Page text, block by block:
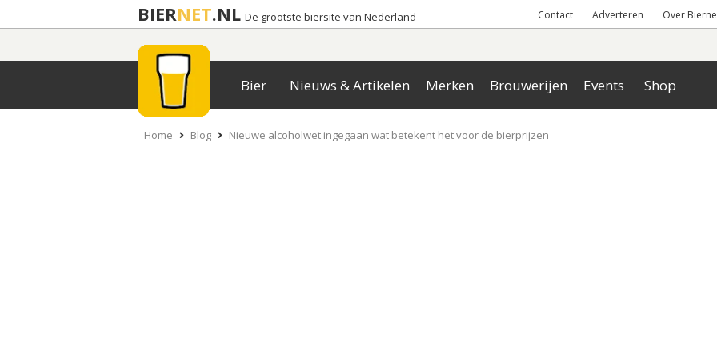
BIERNET.NL De grootste biersite van Nederland Contact Adverteren Over
Bier Nieuws & Artikelen Merken Brouwerijen Events Shop
Home Blog Nieuwe alcoholwet ingegaan wat betekent het voor de bierprijzen